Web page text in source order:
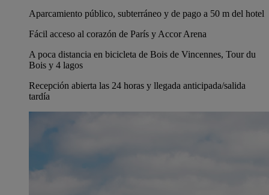
Aparcamiento público, subterráneo y de pago a 50 m del hotel
Fácil acceso al corazón de París y Accor Arena
A poca distancia en bicicleta de Bois de Vincennes, Tour du
Bois y 4 lagos
Recepción abierta las 24 horas y llegada anticipada/salida
tardía